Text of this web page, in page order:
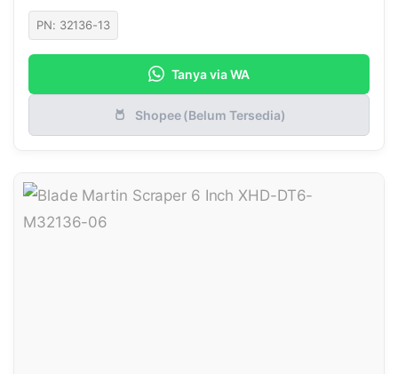
PN: 32136-13
Tanya via WA
Shopee (Belum Tersedia)